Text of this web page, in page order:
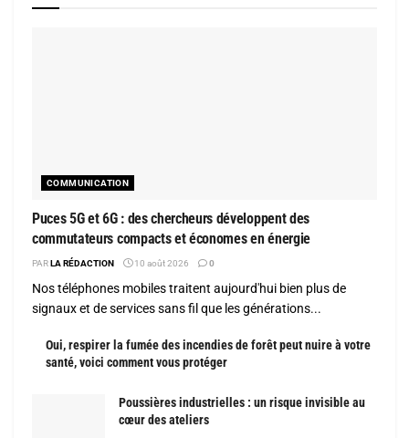
COMMUNICATION
Puces 5G et 6G : des chercheurs développent des
commutateurs compacts et économes en énergie
PARLA RÉDACTION 10 août 2026 0
Nos téléphones mobiles traitent aujourd'hui bien plus de
signaux et de services sans fil que les générations...
Oui, respirer la fumée des incendies de forêt peut nuire à votre
santé, voici comment vous protéger
Poussières industrielles : un risque invisible au
cœur des ateliers